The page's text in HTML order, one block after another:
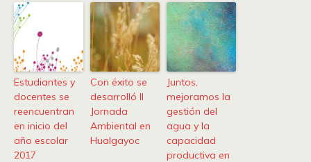
Estudiantes y
docentes se
reencuentran
en inicio del
año escolar
2017
Con éxito se
desarrolló II
Jornada
Ambiental en
Hualgayoc
Juntos,
mejoramos la
gestión del
agua y la
capacidad
productiva en